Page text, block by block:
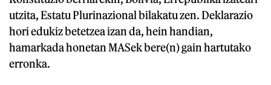
utzita, Estatu Plurinazional bilakatu zen. Deklarazio
hori edukiz betetzea izan da, hein handian,
hamarkada honetan MASek bere(n) gain hartutako
erronka.